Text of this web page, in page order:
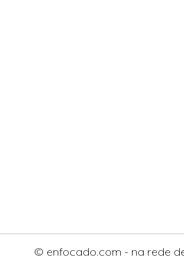
© enfocado.com - na rede